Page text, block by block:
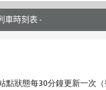
位
車時刻表 -
點狀態每30分鐘更新一次（